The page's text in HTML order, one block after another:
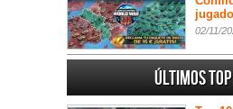
02/11/
Últimos